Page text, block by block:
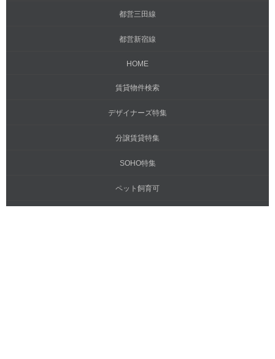
都営三田線
都営新宿線
HOME
賃貸物件検索
デザイナーズ特集
分譲賃貸特集
SOHO特集
ペット飼育可